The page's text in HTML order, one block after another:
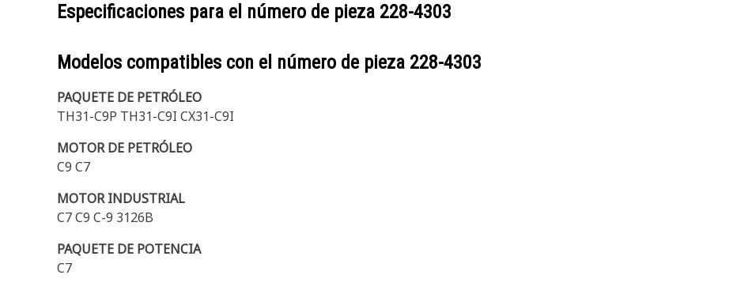
Especificaciones para el número de pieza 228-4303
Modelos compatibles con el número de pieza 228-4303
PAQUETE DE PETRÓLEO
TH31-C9P TH31-C9I CX31-C9I
MOTOR DE PETRÓLEO
C9 C7
MOTOR INDUSTRIAL
C7 C9 C-9 3126B
PAQUETE DE POTENCIA
C7